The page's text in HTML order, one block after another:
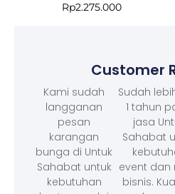
Rp2.275.000
Customer
Kami sudah
langganan
pesan
karangan
bunga di Untuk
Sahabat untuk
kebutuhan
Sudah
1 tahun
jasa
Sahabat
event dan
bisnis.